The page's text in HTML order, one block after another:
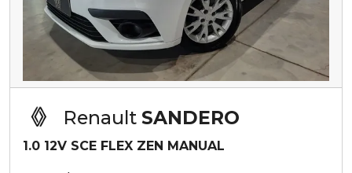
Renault SANDERO
1.0 12V SCE FLEX ZEN MANUAL